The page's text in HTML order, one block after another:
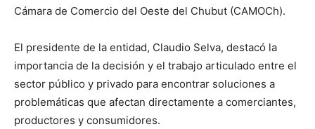
Cámara de Comercio del Oeste del Chubut (CAMOCh).
El presidente de la entidad, Claudio Selva, destacó la
importancia de la decisión y el trabajo articulado entre el
sector público y privado para encontrar soluciones a
problemáticas que afectan directamente a comerciantes,
productores y consumidores.